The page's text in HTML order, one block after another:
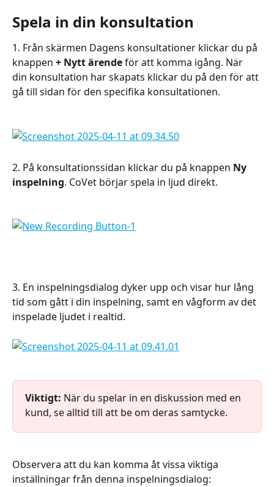
Spela in din konsultation
1. Från skärmen Dagens konsultationer klickar du på
knappen + Nytt ärende för att komma igång. När
din konsultation har skapats klickar du på den för att
gå till sidan för den specifika konsultationen.
2. På konsultationssidan klickar du på knappen Ny
inspelning. CoVet börjar spela in ljud direkt.
3. En inspelningsdialog dyker upp och visar hur lång
tid som gått i din inspelning, samt en vågform av det
inspelade ljudet i realtid.
Viktigt: När du spelar in en diskussion med en
kund, se alltid till att be om deras samtycke.
Observera att du kan komma åt vissa viktiga
inställningar från denna inspelningsdialog: